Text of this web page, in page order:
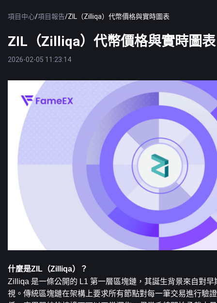
項目中心/項目報告/ZIL（Zilliqa）代幣價格與實時圖表
ZIL（Zilliqa）代幣價格與實時圖表
2026-02-05 11:23:14
什麼是ZIL（Zilliqa）？
Zilliqa 是一條公開的 L1 第一層區塊鏈，其誕生背景來自對
視。傳統區塊鏈在架構上要求所有節點對每一筆交易進行驗